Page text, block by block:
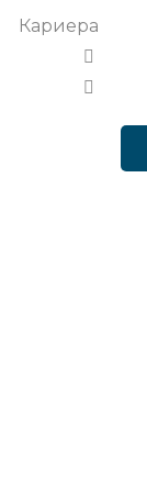
Кариера